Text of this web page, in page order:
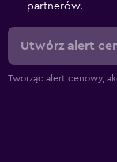
partnerów.
Utwórz alert
Tworząc alert cenowy,